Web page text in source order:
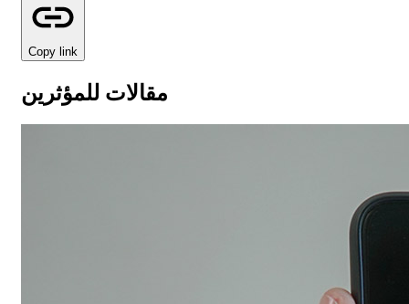
Copy link
مقالات للمؤثرين